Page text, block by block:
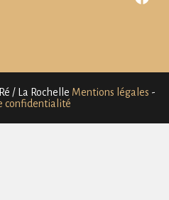
/ La Rochelle Mentions légales -
confidentialité